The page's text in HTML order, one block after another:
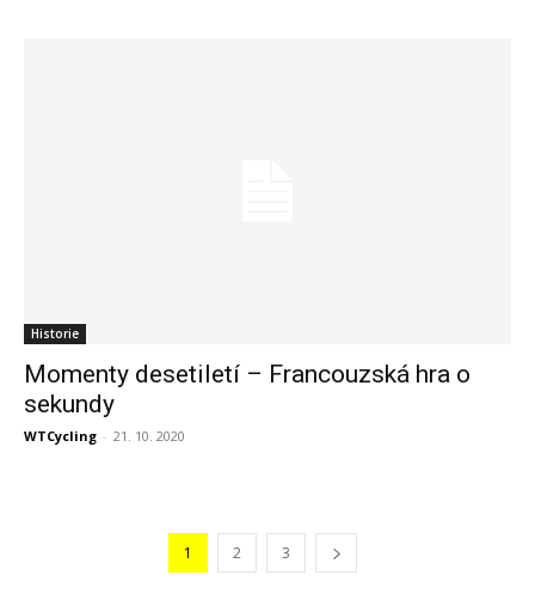
Historie
Momenty desetiletí – Francouzská hra o
sekundy
WTCycling - 21. 10. 2020
1 2 3